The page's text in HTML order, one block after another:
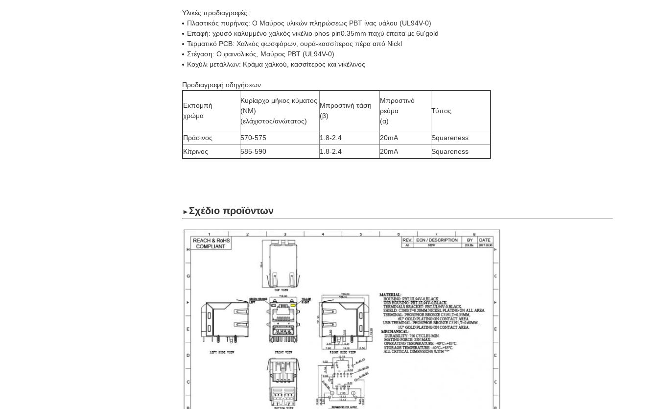
Υλικές προδιαγραφές:
Πλαστικός πυρήνας: Ο Μαύρος υλικών πληρώσεως PBT ίνας υάλου (UL94V-0)
Επαφή: χρυσό καλυμμένο χαλκός νικέλιο phos pin0.35mm παχύ έπειτα με 6u'gold
Τερματικό PCB: Χαλκός φωσφόρων, ουρά-κασσίτερος πέρα από Nickl
Στέγαση: Ο φαινολικός, Μαύρος PBT (UL94V-0)
Κοχύλι μετάλλων: Κράμα χαλκού, κασσίτερος και νικέλινος
Προδιαγραφή οδηγήσεων:
Εκπομπή
χρώμα
Κυρίαρχο μήκος κύματος
(NM)
(ελάχιστος/ανώτατος)
Μπροστινή τάση
(β)
Μπροστινό
ρεύμα
(α)
Τύπος
Πράσινος 570-575 1.8-2.4 20mA
Squareness
Κίτρινος
585-590 1.8-2.4 20mA Squareness
► Σχέδιο προϊόντων